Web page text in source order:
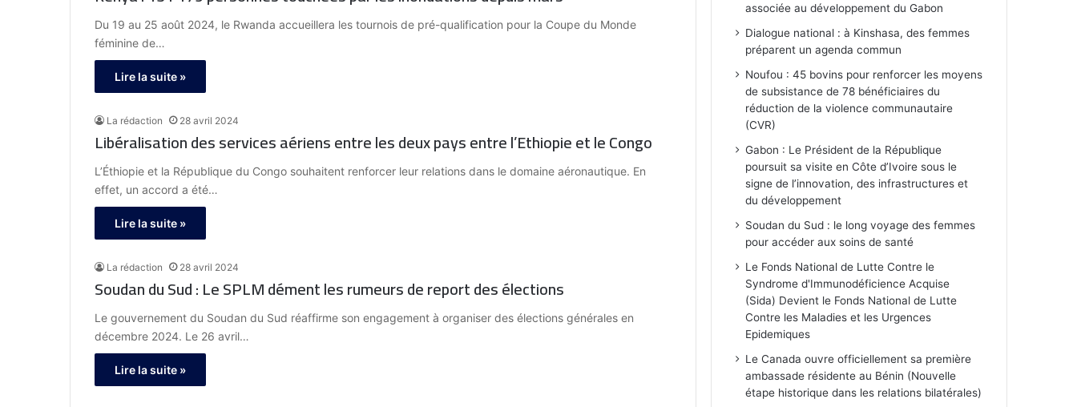
Du 19 au 25 août 2024, le Rwanda accueillera les tournois de pré-qualification pour la Coupe du Monde
féminine de…
Lire la suite »
La rédaction 28 avril 2024
Libéralisation des services aériens entre les deux pays entre l’Ethiopie et le Congo
L’Éthiopie et la République du Congo souhaitent renforcer leur relations dans le domaine aéronautique. En
effet, un accord a été…
Lire la suite »
La rédaction 28 avril 2024
Soudan du Sud : Le SPLM dément les rumeurs de report des élections
Le gouvernement du Soudan du Sud réaffirme son engagement à organiser des élections générales en
décembre 2024. Le 26 avril…
Lire la suite »
associée au développement du Gabon
Dialogue national : à Kinshasa, des femmes
préparent un agenda commun
Noufou : 45 bovins pour renforcer les moyens
de subsistance de 78 bénéficiaires du
réduction de la violence communautaire
(CVR)
Gabon : Le Président de la République
poursuit sa visite en Côte d’Ivoire sous le
signe de l’innovation, des infrastructures et
du développement
Soudan du Sud : le long voyage des femmes
pour accéder aux soins de santé
Le Fonds National de Lutte Contre le
Syndrome d'Immunodéficience Acquise
(Sida) Devient le Fonds National de Lutte
Contre les Maladies et les Urgences
Epidemiques
Le Canada ouvre officiellement sa première
ambassade résidente au Bénin (Nouvelle
étape historique dans les relations bilatérales)